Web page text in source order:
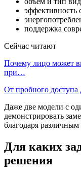
эффективность
поддержка
Сейчас читают
Почему лицо может
при…
От пробного
Даже две модели с
демонстрировать
благодаря
Для каких
решения